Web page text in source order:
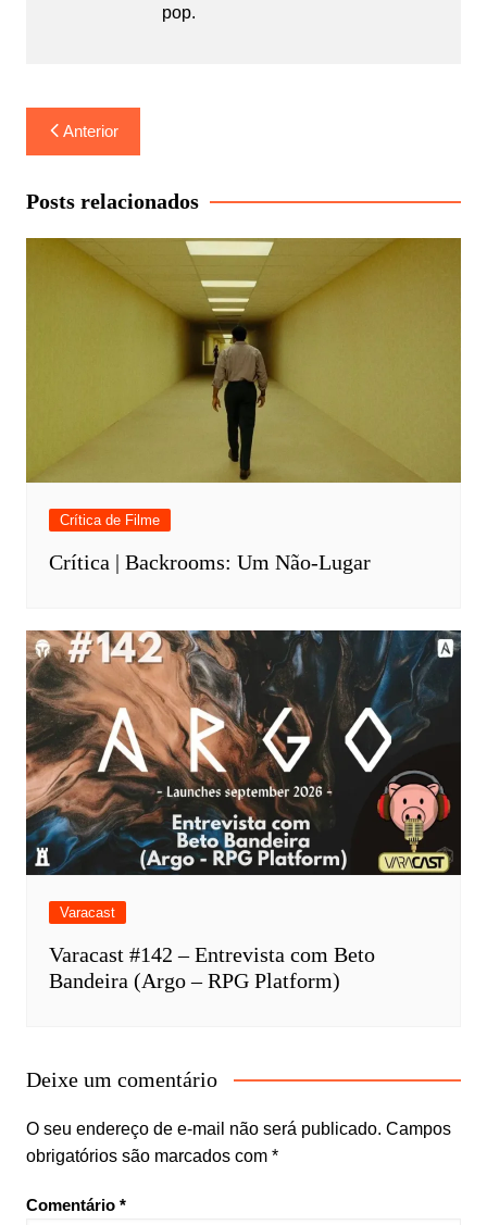
pop.
Navegação
de
Post
Anterior
Posts relacionados
Crítica de Filme
Crítica | Backrooms: Um Não-Lugar
Varacast
Varacast #142 – Entrevista com Beto
Bandeira (Argo – RPG Platform)
Deixe um comentário
O seu endereço de e-mail não será publicado. Campos
obrigatórios são marcados com *
Comentário *